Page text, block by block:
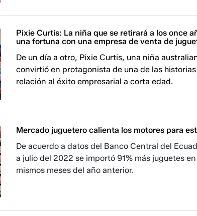
Pixie Curtis: La niña que se retirará a los once
una fortuna con una empresa de venta de
De un día a otro, Pixie Curtis, una niña
convirtió en protagonista de una de las
relación al éxito empresarial a corta edad.
Mercado juguetero calienta los motores para
De acuerdo a datos del Banco Central del
a julio del 2022 se importó 91% más juguetes
mismos meses del año anterior.